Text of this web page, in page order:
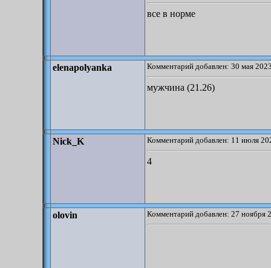
все в норме
elenapolyanka Комментарий добавлен: 30 мая
мужчина (21.26)
Nick_K Комментарий добавлен: 11 июля
4
olovin Комментарий добавлен: 27 ноября